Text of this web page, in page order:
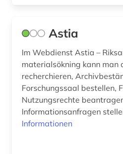
Astia
Im Webdienst Astia –
materialsökning kann man
recherchieren,
Forschungssaal bestellen,
Nutzungsrechte
Informationsanfragen
Informationen